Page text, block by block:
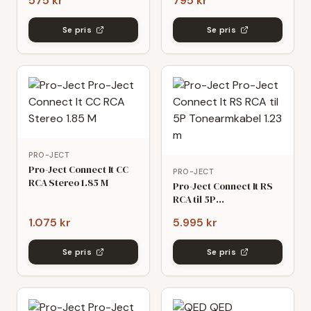
Se pris Se pris
PRO-JECT
Pro-Ject Connect It CC
RCA Stereo 1.85 M
1.075 kr
Se pris
PRO-JECT
Pro-Ject Connect It RS
RCA til 5P
5.995 kr
Se pris